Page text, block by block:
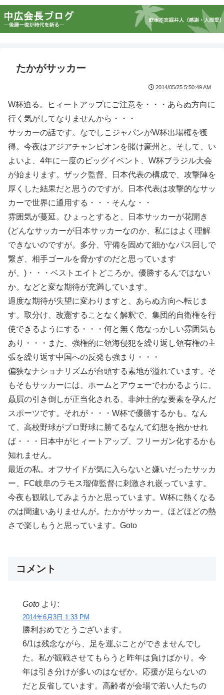
たかがサッカー
2014/05/25 5:50:49 AM
W杯迫る。ヒィートアップにご注意を・・・あらぬ方向に
行く気がしてなりませんから・・・
サッカーの話です。なでしこジャパンがW杯出場権を獲
得。今夜はアジアチャンピオンを賭け豪州と。そして、い
よいよ、4年に一度のビッグイベント、W杯ブラジル大会
が始まります。ザック監督、日本代表の構成で、攻撃陣を
厚くした結果だと思うのですが。日本代表は攻撃的なサッ
カーで世界に通用する・・・そんな・・
雰囲気が蔓延。ひょっとすると、日本サッカーが花開き
(どんなサッカーが日本サッカーなのか、私にはよく理解
できないのですが。多分、守備を固めて細かなパス回しで
繋ぎ、相手ゴールを脅かすのだと思っています
が、)・・・ベストエイトどころか。優勝するんではない
か。などと変な期待が充満しています。
過度な期待が失望に変わりますと、あらぬ方向へ転じま
す。取分け、改憲することなく解釈で、集団的自衛権を行
使できるようにする・・・何と無く危なっかしい雰囲気も
あり・・・また、強権的に領海侵犯を繰り返し領有権の主
張を繰り返す中国への反発も強まり・・・
偏狭なナショナリズムが台頭する素地が溢れています。そ
もそもサッカーには、ホームとアウェーでわかるように、
贔屓の引き倒しが正当化される、非紳士的な要素を孕んだ
スポーツです。それが・・・W杯で優勝するかも。なん
て、高校野球がプロ野球に勝てるなんて幻想を抱かせれ
ば・・・日本中がヒィートアップ、フリーガン化するかも
知れません。
最近の私。オフサイドが気に入らないと嫌いだったサッカ
ー、FC岐阜のラモス瑠偉監督に刺激され嵌っています。
今夜も観戦してみようかと思っています。W杯に熱くなる
のは間違いありませんが。たかがサッカー、ほどほどの熱
さで楽しもうと思っています。Goto
コメント
Goto より:
2014年6月3日 1:33 PM
勝利おめでとうございます。
6/1は残念ながら、足を運ぶことができませんでし
た。私が観戦させてもらうと昨年は負けばかり。今
年は引き分けが多いのはなぜか。応援が足らないの
だと反省しています。高齢者が会場で若い人たちの